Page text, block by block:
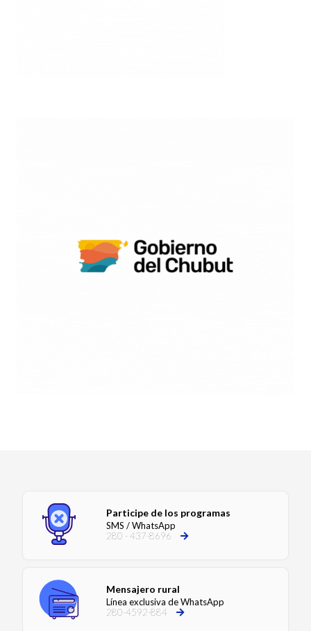
Participe de los programas
SMS / WhatsApp
280 - 437-8696
Mensajero rural
Línea exclusiva de WhatsApp
280-4592-884